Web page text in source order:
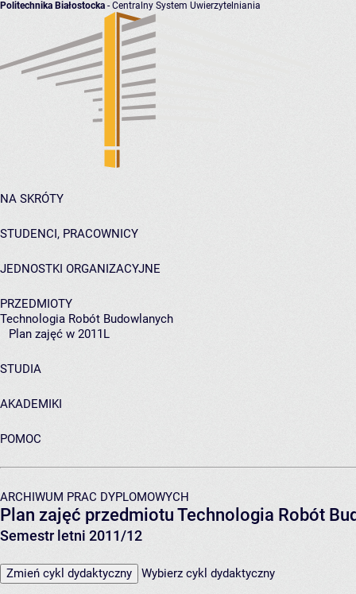
Politechnika Białostocka - Centralny System Uwierzytelniania
NA SKRÓTY
STUDENCI, PRACOWNICY
JEDNOSTKI ORGANIZACYJNE
PRZEDMIOTY
Technologia Robót Budowlanych
Plan zajęć w 2011L
STUDIA
AKADEMIKI
POMOC
ARCHIWUM PRAC DYPLOMOWYCH
Plan zajęć przedmiotu Technologia Robót
Semestr letni 2011/12
Zmień cykl dydaktyczny Wybierz cykl dydaktyczny